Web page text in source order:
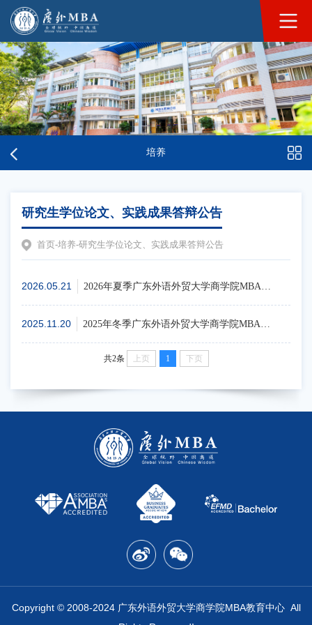
培养
研究生学位论文、实践成果答辩公告
首页-培养-研究生学位论文、实践成果答辩公告
2026.05.21 2026年夏季广东外语外贸大学商学院MBA教育中心硕士研究生学位论文、实践成果答辩公告
2025.11.20 2025年冬季广东外语外贸大学商学院MBA教育中心硕士研究生学位论文、实践成果答辩公告
共2条 上页 1 下页
Copyright ©2008-2024 广东外语外贸大学商学院MBA教育中心 All